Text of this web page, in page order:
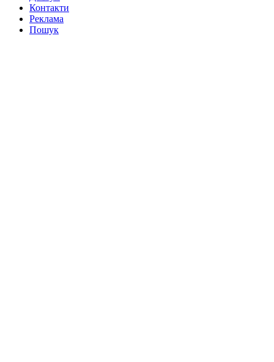
Контакти
Реклама
Пошук